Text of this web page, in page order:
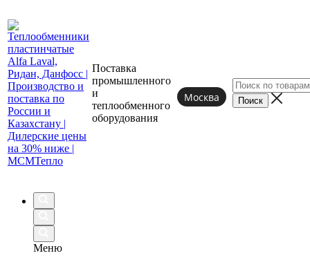
Поставка
промышленного
и
теплообменного
оборудования
Москва
Меню